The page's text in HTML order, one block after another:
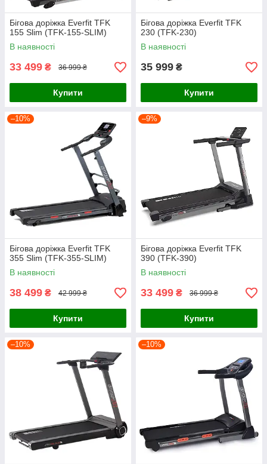
Бігова доріжка Everfit TFK
155 Slim (TFK-155-SLIM)
В наявності
33 499 ₴ 36 999 ₴
Купити
Бігова доріжка Everfit TFK
230 (TFK-230)
В наявності
35 999 ₴
Купити
–10%
Бігова доріжка Everfit TFK
355 Slim (TFK-355-SLIM)
В наявності
38 499 ₴ 42 999 ₴
Купити
–9%
Бігова доріжка Everfit TFK
390 (TFK-390)
В наявності
33 499 ₴ 36 999 ₴
Купити
–10% –10%